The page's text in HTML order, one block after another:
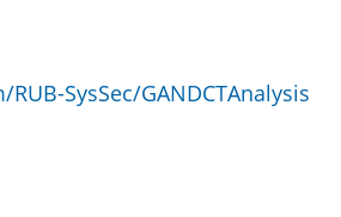
SysSec/GANDCTAnalysis